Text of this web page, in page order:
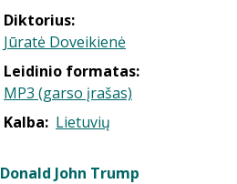
Diktorius:
Jūratė Doveikienė
Leidinio formatas:
MP3 (garso įrašas)
Kalba: Lietuvių
Donald John Trump